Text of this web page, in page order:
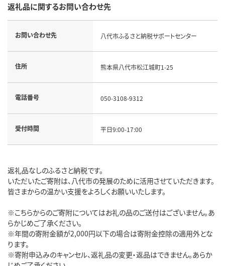
返礼品に関するお問い合わせ先
お問い合わせ先 八代市ふるさと納税サポートセンター
住所 熊本県八代市松江城町1-25
電話番号 050-3108-9312
受付時間 平日9:00-17:00
返礼品なしのふるさと納税です。
いただいたご寄附は、八代市の発展のために活用させていただきます。
皆さまからの温かい支援をよろしくお願いいたします。
※こちらからのご寄附についてはお礼の品のご送付はございません。あ
らかじめご了承ください。
※年間の寄附金額が2,000円以下の場合は寄附金控除の適用外とな
ります。
※寄附申込みのキャンセル、返礼品の変更・返品はできません。あらか